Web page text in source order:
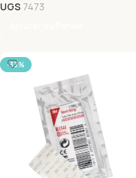
UGS 7473
-33%